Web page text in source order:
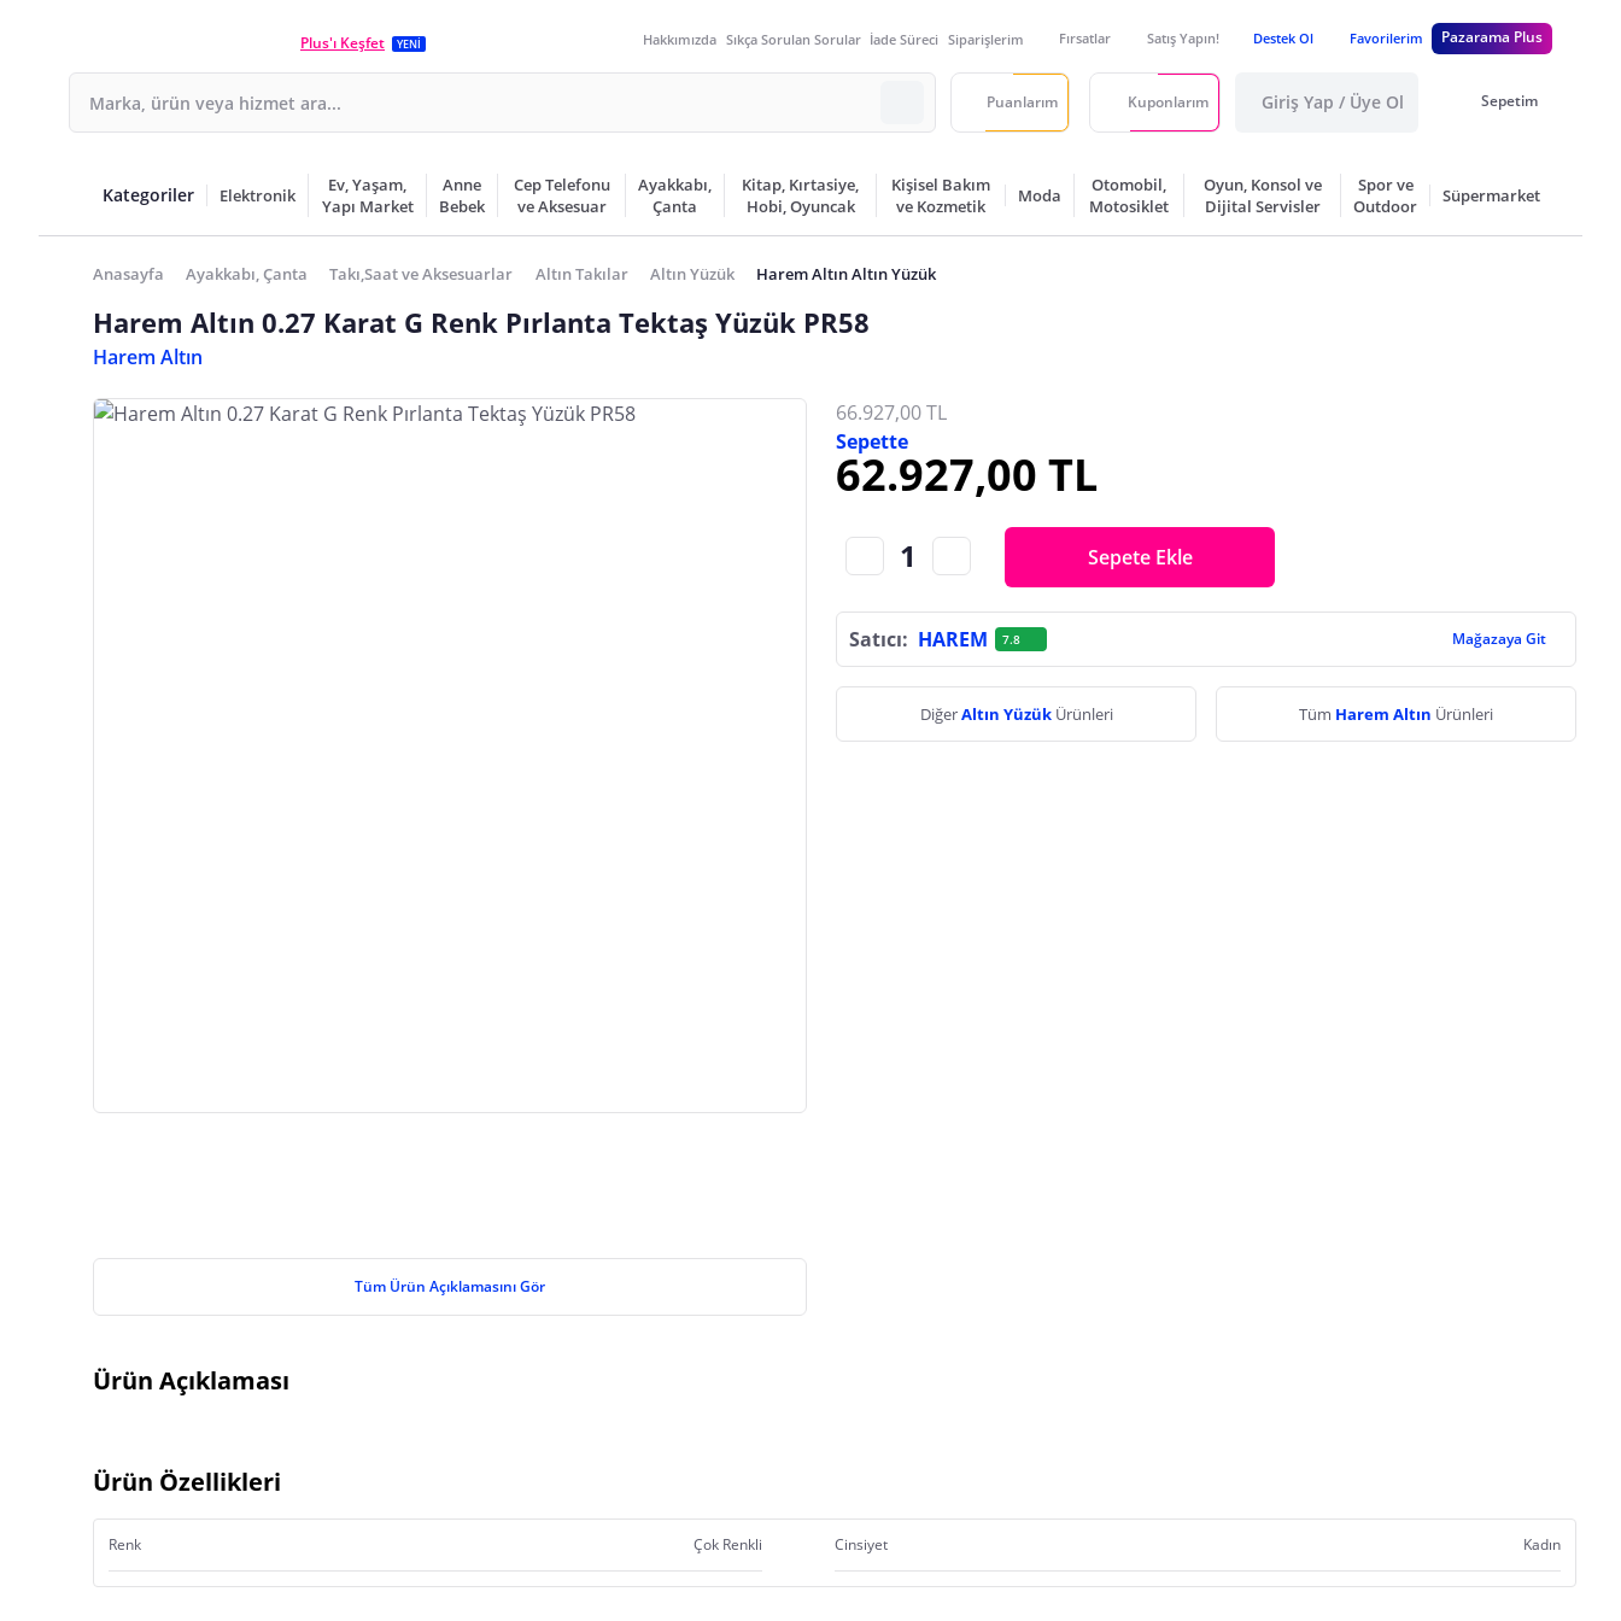
Plus'ı Keşfet YENİ Hakkımızda Sıkça Sorulan Sorular İade Süreci Siparişlerim Fırsatlar Satış Yapın! Destek Ol Favorilerim Pazarama Plus
Puanlarım Kuponlarım Giriş Yap / Üye Ol Sepetim
Kategoriler Elektronik
Ev, Yaşam,
Yapı Market
Anne
Bebek
Cep Telefonu
ve Aksesuar
Ayakkabı,
Çanta
Kitap, Kırtasiye,
Hobi, Oyuncak
Kişisel Bakım
ve Kozmetik
Moda
Otomobil,
Motosiklet
Oyun, Konsol ve
Dijital Servisler
Spor ve
Outdoor
Süpermarket
Anasayfa Ayakkabı, Çanta Takı,Saat ve Aksesuarlar Altın Takılar Altın Yüzük Harem Altın Altın Yüzük
Harem Altın 0.27 Karat G Renk Pırlanta Tektaş Yüzük PR58
Harem Altın
Tüm Ürün Açıklamasını Gör
66.927,00 TL
Sepette
62.927,00 TL
Sepete Ekle
Satıcı: HAREM 7.8 Mağazaya Git
DiğerAltın Yüzük Ürünleri Tüm Harem Altın Ürünleri
Ürün Açıklaması
Ürün Özellikleri
Renk Çok Renkli Cinsiyet Kadın